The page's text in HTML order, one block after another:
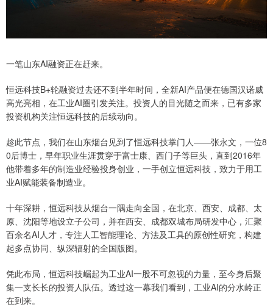
一笔山东AI融资正在赶来。
恒远科技B+轮融资过去还不到半年时间，全新AI产品便在德国汉诺威
高光亮相，在工业AI圈引发关注。投资人的目光随之而来，已有多家
投资机构关注恒远科技的后续动向。
趁此节点，我们在山东烟台见到了恒远科技掌门人——张永文，一位8
0后博士，早年职业生涯贯穿于富士康、西门子等巨头，直到2016年
他带着多年的制造业经验投身创业，一手创立恒远科技，致力于用工
业AI赋能装备制造业。
十年深耕，恒远科技从烟台一隅走向全国，在北京、西安、成都、太
原、沈阳等地设立子公司，并在西安、成都双城布局研发中心，汇聚
百余名AI人才，专注人工智能理论、方法及工具的原创性研究，构建
起多点协同、纵深辐射的全国版图。
凭此布局，恒远科技崛起为工业AI一股不可忽视的力量，至今身后聚
集一支长长的投资人队伍。透过这一幕我们看到，工业AI的分水岭正
在到来。